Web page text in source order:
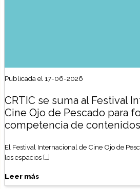
Publicada el 17-06-2026
CRTIC se suma al Festival
Cine Ojo de Pescado para
competencia de
El Festival Internacional de Cine Ojo de
los espacios […]
Leer más